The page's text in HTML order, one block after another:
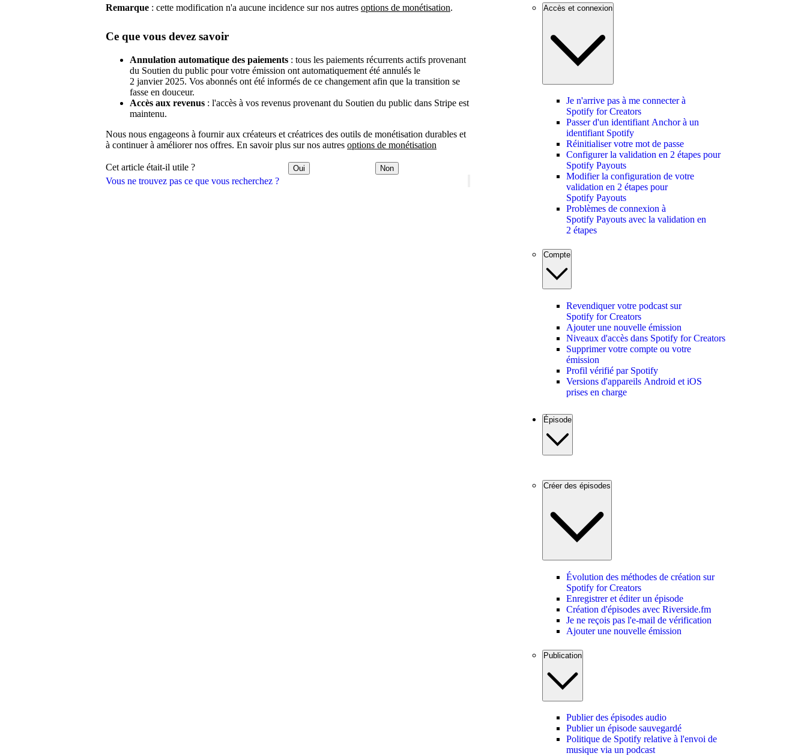
Vous ne trouvez pas ce que vous recherchez ?
Remarque : cette modification n'a aucune incidence sur nos autres options de monétisation.
Ce que vous devez savoir
Annulation automatique des paiements : tous les paiements récurrents actifs provenant
du Soutien du public pour votre émission ont automatiquement été annulés le
2 janvier 2025. Vos abonnés ont été informés de ce changement afin que la transition se
fasse en douceur.
Accès aux revenus : l'accès à vos revenus provenant du Soutien du public dans Stripe est
maintenu.
Nous nous engageons à fournir aux créateurs et créatrices des outils de monétisation durables et
à continuer à améliorer nos offres. En savoir plus sur nos autres options de monétisation
Cet article était-il utile ? Oui Non
Accès et connexion
Je n'arrive pas à me connecter à
Spotify for Creators
Passer d'un identifiant Anchor à un
identifiant Spotify
Réinitialiser votre mot de passe
Configurer la validation en 2 étapes pour
Spotify Payouts
Modifier la configuration de votre
validation en 2 étapes pour
Spotify Payouts
Problèmes de connexion à
Spotify Payouts avec la validation en
2 étapes
Compte
Revendiquer votre podcast sur
Spotify for Creators
Ajouter une nouvelle émission
Niveaux d'accès dans Spotify for Creators
Supprimer votre compte ou votre
émission
Profil vérifié par Spotify
Versions d'appareils Android et iOS
prises en charge
Épisode
Créer des épisodes
Évolution des méthodes de création sur
Spotify for Creators
Enregistrer et éditer un épisode
Création d'épisodes avec Riverside.fm
Je ne reçois pas l'e-mail de vérification
Ajouter une nouvelle émission
Publication
Publier des épisodes audio
Publier un épisode sauvegardé
Politique de Spotify relative à l'envoi de
musique via un podcast